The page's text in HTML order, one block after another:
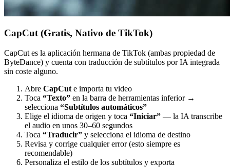
CapCut (Gratis, Nativo de TikTok)
CapCut es la aplicación hermana de TikTok (ambas propiedad de
ByteDance) y cuenta con traducción de subtítulos por IA integrada
sin coste alguno.
Abre CapCut e importa tu video
Toca “Texto” en la barra de herramientas inferior →
selecciona “Subtítulos automáticos”
Elige el idioma de origen y toca “Iniciar” — la IA transcribe
el audio en unos 30–60 segundos
Toca “Traducir” y selecciona el idioma de destino
Revisa y corrige cualquier error (esto siempre es
recomendable)
Personaliza el estilo de los subtítulos y exporta